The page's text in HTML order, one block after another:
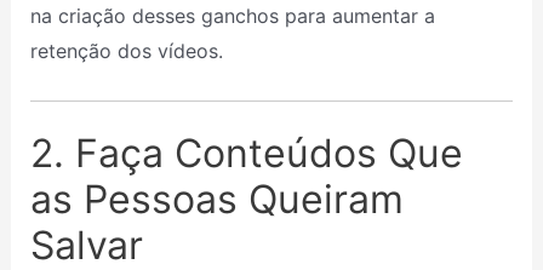
na criação desses ganchos para aumentar a
retenção dos vídeos.
2. Faça Conteúdos Que
as Pessoas Queiram
Salvar